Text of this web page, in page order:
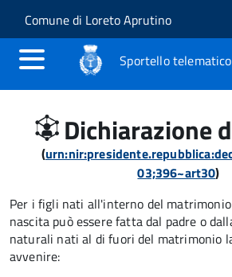
Salta al contenuto principale
Skip to site navigation
Comune di Loreto Aprutino
Sportello
Dichiarazione
(
03;396~art30)
Per i figli nati all'interno del
nascita può essere fatta dal padre o
naturali nati al di fuori del matrimonio
avvenire: